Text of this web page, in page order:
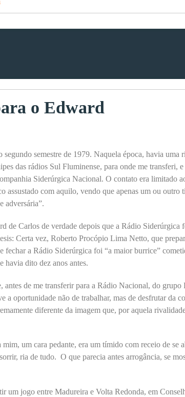
o Edward
semestre de 1979. Naquela época, havia uma
das rádios Sul Fluminense, para onde me transferi,
Siderúrgica Nacional. O contato era limitado
assustado com aquilo, vendo que apenas um ou outro
adversária”.
de Carlos de verdade depois que a Rádio Siderúrgica
Certa vez, Roberto Procópio Lima Netto, que
fechar a Rádio Siderúrgica foi “a maior burrice”
havia dito dez anos antes.
antes de me transferir para a Rádio Nacional, do grupo
a oportunidade não de trabalhar, mas de desfrutar da
diferente da imagem que, por aquela
mim, um cara pedante, era um tímido com receio de se
ria de tudo. O que parecia antes arrogância, se
um jogo entre Madureira e Volta Redonda, em